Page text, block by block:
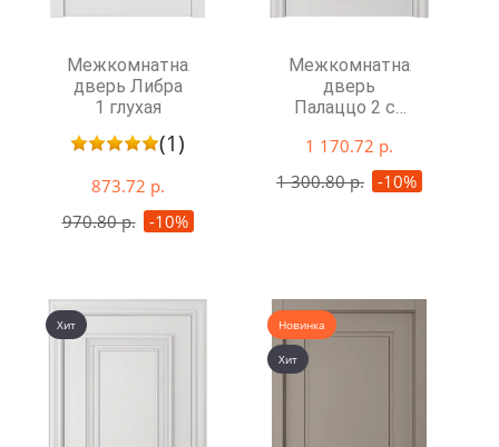
Межкомнатная
дверь Либра
1 глухая
(1)
873.72 р.
970.80 р.
-10%
Межкомнатная
дверь
Палаццо 2 со
1 170.72 р.
1 300.80 р. -10%
Хит Новинка
Хит